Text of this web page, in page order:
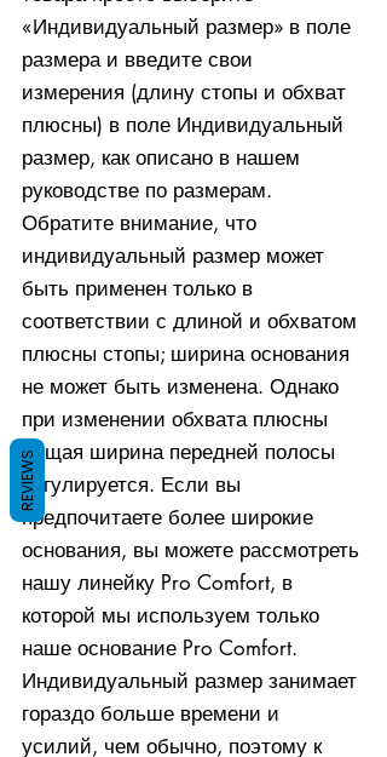
«Индивидуальный размер» в поле
размера и введите свои
измерения (длину стопы и обхват
плюсны) в поле Индивидуальный
размер, как описано в нашем
руководстве по размерам.
Обратите внимание, что
индивидуальный размер может
быть применен только в
соответствии с длиной и обхватом
плюсны стопы; ширина основания
не может быть изменена. Однако
при изменении обхвата плюсны
общая ширина передней полосы
регулируется. Если вы
предпочитаете более широкие
основания, вы можете рассмотреть
нашу линейку Pro Comfort, в
которой мы используем только
наше основание Pro Comfort.
Индивидуальный размер занимает
гораздо больше времени и
усилий, чем обычно, поэтому к
REVIEWS